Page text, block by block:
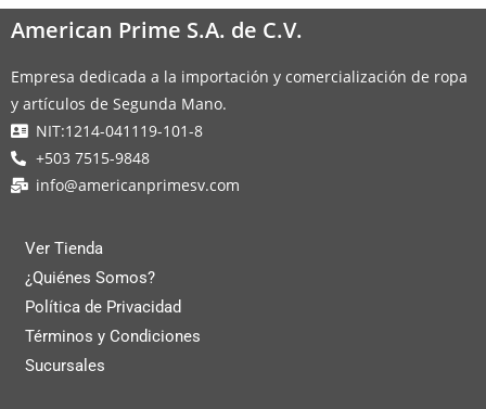
American Prime S.A. de C.V.
Empresa dedicada a la importación y comercialización de ropa
y artículos de Segunda Mano.
NIT:1214-041119-101-8
+503 7515-9848
info@americanprimesv.com
Ver Tienda
¿Quiénes Somos?
Política de Privacidad
Términos y Condiciones
Sucursales